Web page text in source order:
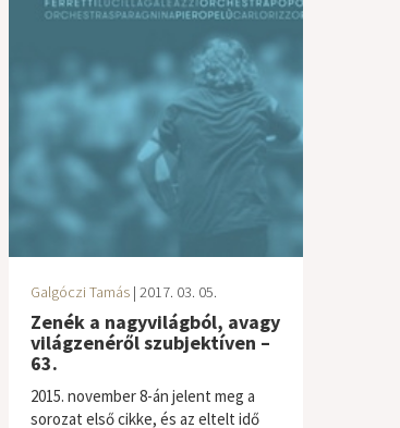
Galgóczi Tamás | 2017. 03. 05.
Zenék a nagyvilágból, avagy
világzenéről szubjektíven –
63.
2015. november 8-án jelent meg a
sorozat első cikke, és az eltelt idő